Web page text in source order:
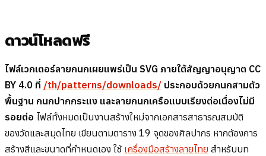
ดาวน์โหลดฟรี
ไฟล์เวกเตอร์ลายกนกเผยแพร่เป็น SVG ภายใต้สัญญาอนุญาต CC
BY 4.0 ที่ /th/patterns/downloads/ ประกอบด้วยกนกสามตัว
พื้นฐาน กนกปากกระแง และลายกนกเครือแบบเรียงต่อเนื่องไม่มี
รอยต่อ ไฟล์ทั้งหมดเป็นงานสร้างใหม่จากเอกสารสาธารณสมบัติ
ของวัดและสมุดไทย เขียนตามตาราง 19 จุดของศิลปากร หากต้องการ
สร้างสีและขนาดที่กำหนดเอง ใช้ เครื่องมือสร้างลายไทย สำหรับบท